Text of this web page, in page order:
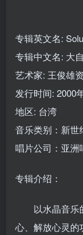
专辑英文名:
专辑中文名: 大
艺术家: 王俊雄
发行时间: 2000
地区: 台湾
音乐类别：新世
唱片公司：亚洲
专辑介绍：
以水晶音乐的
心、解放心灵的